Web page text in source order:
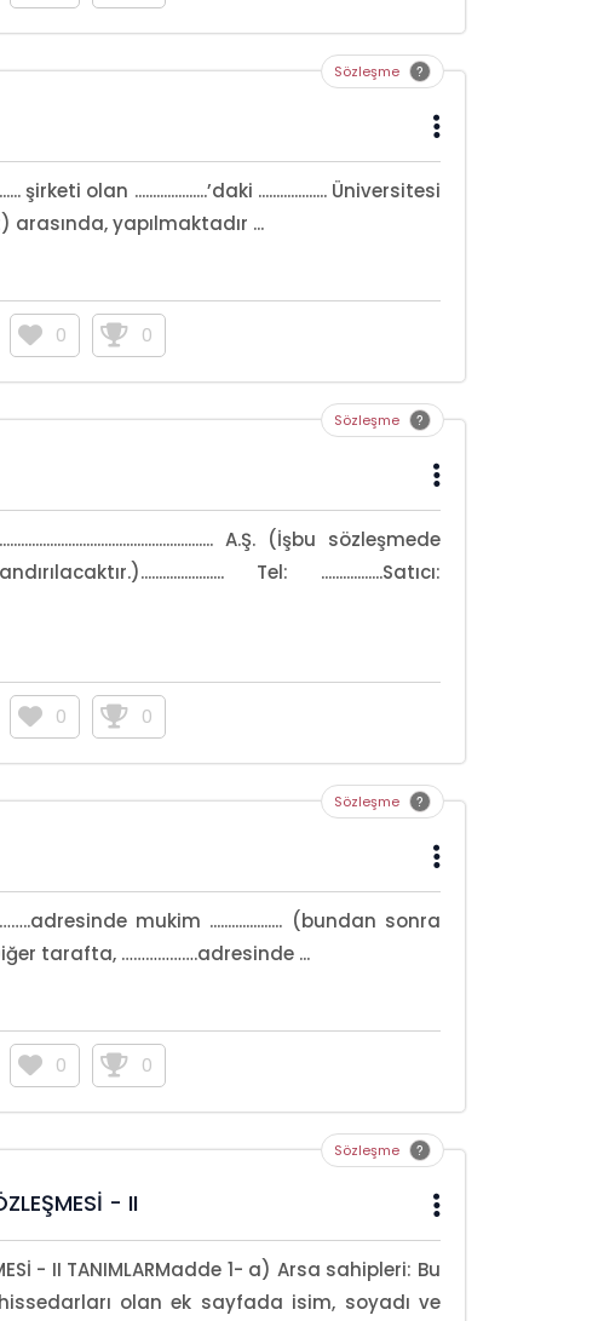
Sözleşme
şirketi olan ....................’daki ................... Üniversitesi
arasında, yapılmaktadır ...
0 0
Sözleşme
A.Ş. (İşbu sözleşmede
Tel: .................Satıcı:
0 0
Sözleşme
mukim .................... (bundan sonra
tarafta, ……………….adresinde ...
0 0
Sözleşme
- II
- II TANIMLARMadde 1- a) Arsa sahipleri: Bu
olan ek sayfada isim, soyadı ve